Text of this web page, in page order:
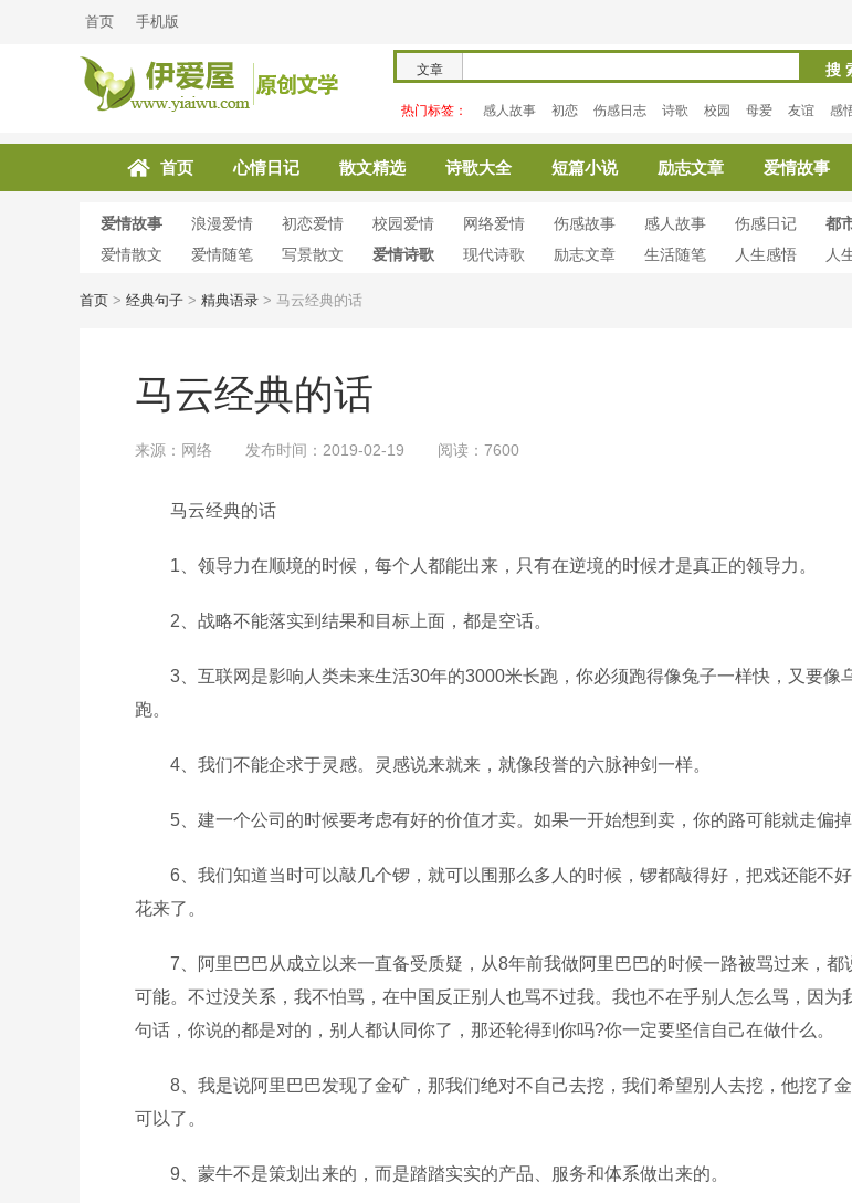
首页 手机版
文章 搜
热门标签： 感人故事 初恋 伤感日志 诗歌 校园 母爱 友谊 感
首页 心情日记 散文精选 诗歌大全 短篇小说 励志文章 爱情故事
爱情故事 浪漫爱情 初恋爱情 校园爱情 网络爱情 伤感故事 感人故事 伤感日记 都
爱情散文
爱情随笔 写景散文 爱情诗歌 现代诗歌 励志文章 生活随笔 人生感悟 人
首页 > 经典句子 > 精典语录 > 马云经典的话
马云经典的话
来源：网络 发布时间：2019-02-19 阅读：7600
马云经典的话
1、领导力在顺境的时候，每个人都能出来，只有在逆境的时候才是真正的领导力。
2、战略不能落实到结果和目标上面，都是空话。
3、互联网是影响人类未来生活30年的3000米长跑，你必须跑得像兔子一样快，又要像
跑。
4、我们不能企求于灵感。灵感说来就来，就像段誉的六脉神剑一样。
5、建一个公司的时候要考虑有好的价值才卖。如果一开始想到卖，你的路可能就走偏掉
6、我们知道当时可以敲几个锣，就可以围那么多人的时候，锣都敲得好，把戏还能不
花来了。
7、阿里巴巴从成立以来一直备受质疑，从8年前我做阿里巴巴的时候一路被骂过来，都
可能。不过没关系，我不怕骂，在中国反正别人也骂不过我。我也不在乎别人怎么骂，因为
句话，你说的都是对的，别人都认同你了，那还轮得到你吗?你一定要坚信自己在做什么。
8、我是说阿里巴巴发现了金矿，那我们绝对不自己去挖，我们希望别人去挖，他挖了
可以了。
9、蒙牛不是策划出来的，而是踏踏实实的产品、服务和体系做出来的。